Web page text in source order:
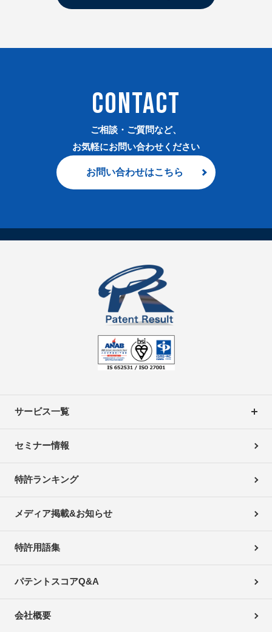
ご相談・ご質問など、
お気軽にお問い合わせください
CONTACT
お問い合わせはこちら
サービス一覧
セミナー情報
特許ランキング
メディア掲載&お知らせ
特許用語集
パテントスコアQ&A
会社概要